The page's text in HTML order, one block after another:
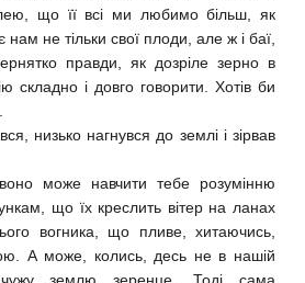
що її всі ми любимо більш, як
не тільки свої плоди, але ж і баї,
правди, як дозріле зерно в
складно і довго говорити. Хотів би
низько нагнувся до землі і зірвав
може навчити тебе розумінню
що їх креслить вітер на ланах
вогника, що пливе, хитаючись,
А може, колись, десь не в нашій